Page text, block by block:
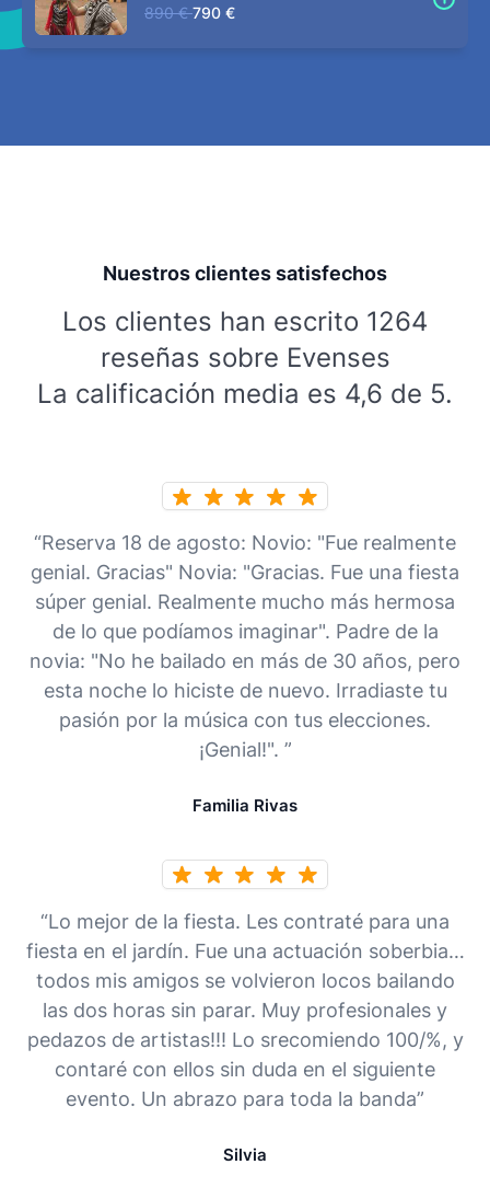
890 € 790 €
Nuestros clientes satisfechos
Los clientes han escrito 1264
reseñas sobre Evenses
La calificación media es 4,6 de 5.
“Reserva 18 de agosto: Novio: "Fue realmente
genial. Gracias" Novia: "Gracias. Fue una fiesta
súper genial. Realmente mucho más hermosa
de lo que podíamos imaginar". Padre de la
novia: "No he bailado en más de 30 años, pero
esta noche lo hiciste de nuevo. Irradiaste tu
pasión por la música con tus elecciones.
¡Genial!". ”
Familia Rivas
“Lo mejor de la fiesta. Les contraté para una
fiesta en el jardín. Fue una actuación soberbia…
todos mis amigos se volvieron locos bailando
las dos horas sin parar. Muy profesionales y
pedazos de artistas!!! Lo srecomiendo 100/%, y
contaré con ellos sin duda en el siguiente
evento. Un abrazo para toda la banda”
Silvia